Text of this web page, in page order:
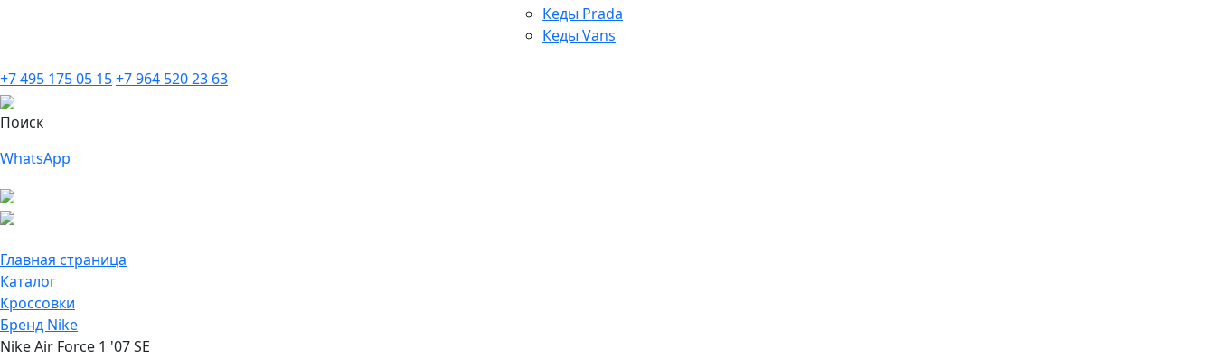
Кеды Prada
Кеды Vans
+7 495 175 05 15+7 964 520 23 63
Поиск
WhatsApp
Главная страница
Каталог
Кроссовки
Бренд Nike
Nike Air Force 1 '07 SE